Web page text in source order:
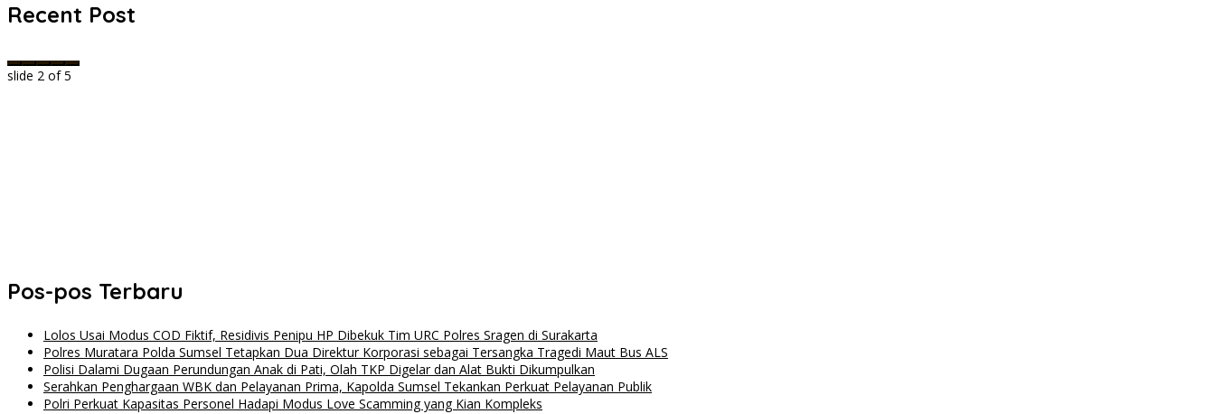
Recent Post
slide 2 of 5
Pos-pos Terbaru
Lolos Usai Modus COD Fiktif, Residivis Penipu HP Dibekuk Tim URC Polres Sragen di Surakarta
Polres Muratara Polda Sumsel Tetapkan Dua Direktur Korporasi sebagai Tersangka Tragedi Maut Bus ALS
Polisi Dalami Dugaan Perundungan Anak di Pati, Olah TKP Digelar dan Alat Bukti Dikumpulkan
Serahkan Penghargaan WBK dan Pelayanan Prima, Kapolda Sumsel Tekankan Perkuat Pelayanan Publik
Polri Perkuat Kapasitas Personel Hadapi Modus Love Scamming yang Kian Kompleks